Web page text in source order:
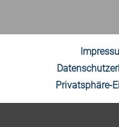
Privatsphäre-